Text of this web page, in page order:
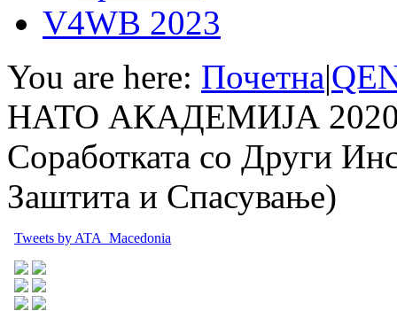
V4WB 2023
You are here: Почетна|
НАТО АКАДЕМИЈА 2020:
Соработката со Други
Заштита и Спасување)
Tweets by ATA_Macedonia